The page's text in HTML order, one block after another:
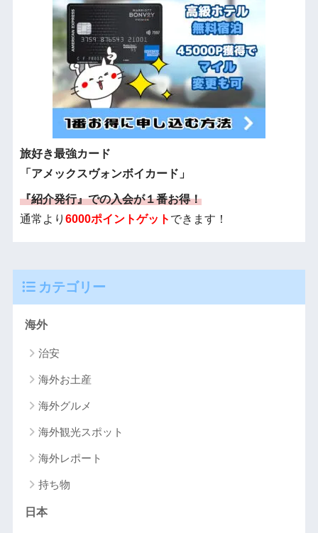
旅好き最強カード
「アメックスヴォンボイカード」
『紹介発行』での入会が１番お得！
通常より 6000ポイントゲット できます！
カテゴリー
海外
治安
海外お土産
海外グルメ
海外観光スポット
海外レポート
持ち物
日本